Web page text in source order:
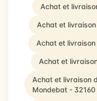
Achat et
Achat et
Achat et
Achat et
Achat et livraison
Mondebat - 32160